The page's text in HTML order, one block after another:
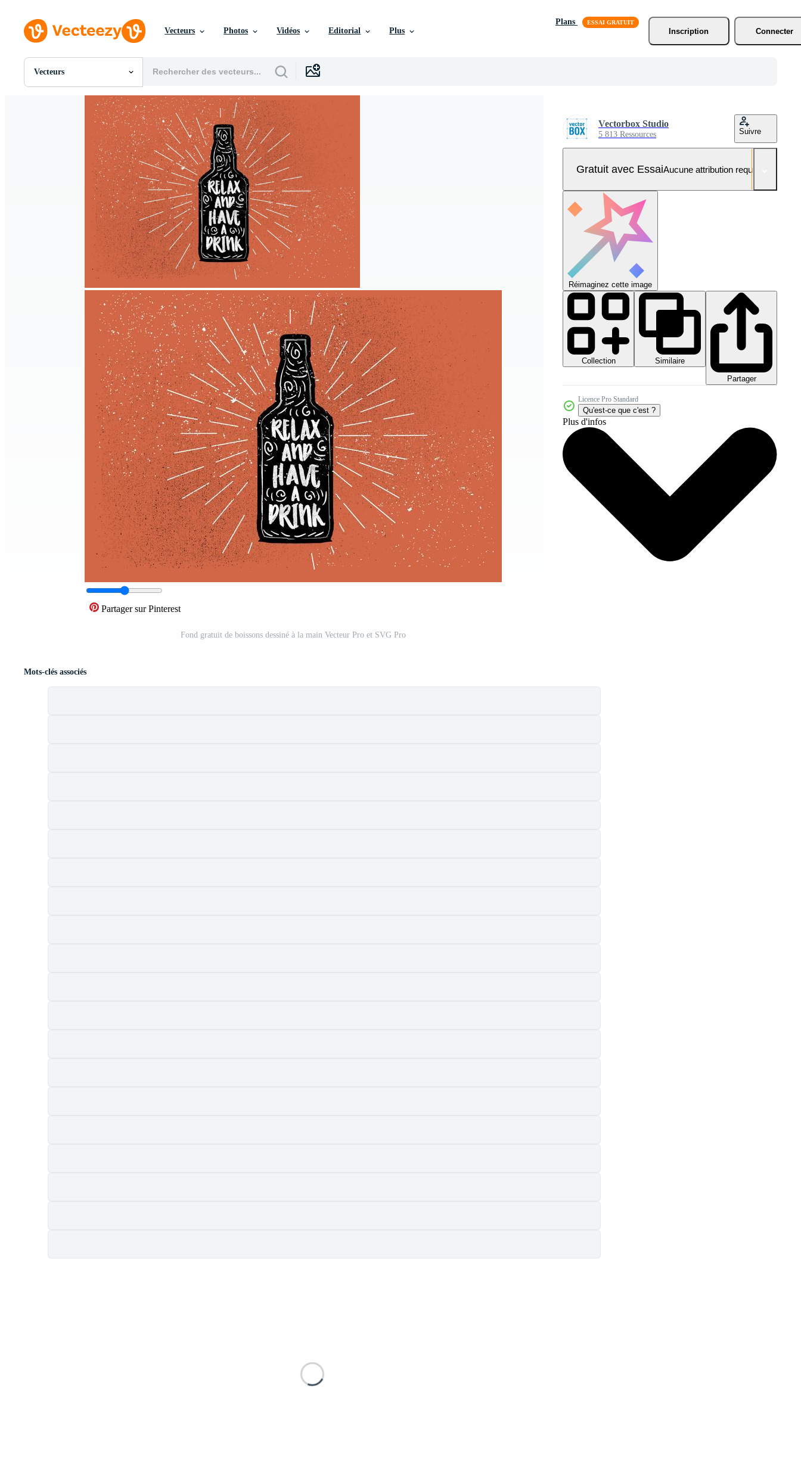
Vecteurs Photos Vidéos Editorial Plus
Plans
Inscription
Connecter
Vecteurs
Toutes Images
Motion graphics
Images Éditoriales
Événements Éditoriaux
Partager sur Pinterest
Fond gratuit de boissons dessiné à la main Vecteur Pro et SVG Pro
Vectorbox Studio
5 813 Ressources Suivre
Gratuit avec EssaiAucune attribution requise
Réimaginez cette image
Collection
Similaire
Partager
Licence Pro Standard
Qu'est-ce que c'est ?
Plus d'infos
Mots-clés associés